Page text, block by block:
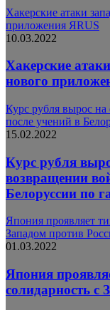
Хакерские атаки
приложения ЯRUS
10.03.2022
Хакерские
нового
Курс рубля вырос
после учений в
15.02.2022
Курс рубля
возвращении
Белоруссии по
Япония проявляет
Западом против
01.03.2022
Япония
солидарность с